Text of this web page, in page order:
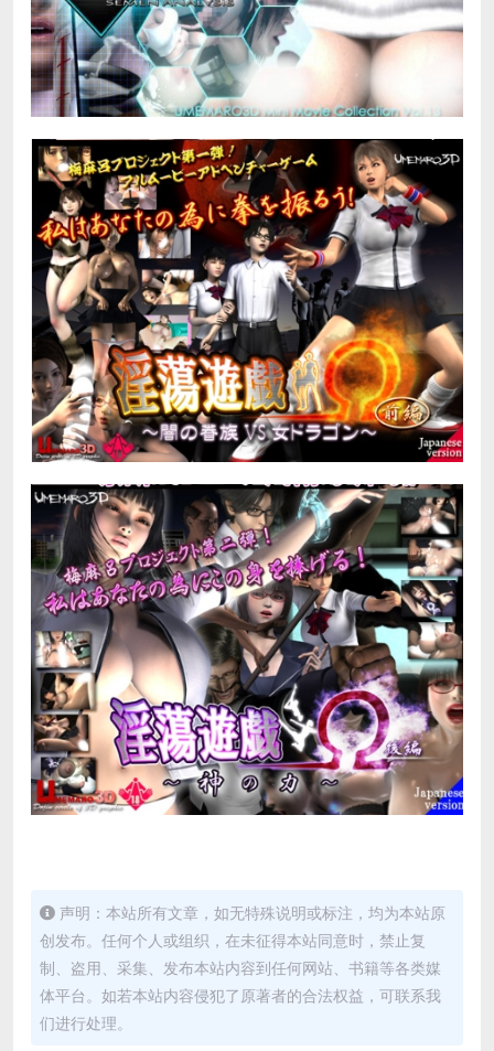
声明：本站所有文章，如无特殊说明或标注，均为本站原
创发布。任何个人或组织，在未征得本站同意时，禁止复
制、盗用、采集、发布本站内容到任何网站、书籍等各类媒
体平台。如若本站内容侵犯了原著者的合法权益，可联系我
们进行处理。